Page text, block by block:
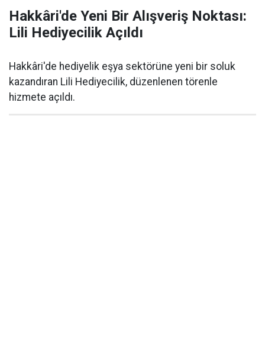
Hakkâri'de Yeni Bir Alışveriş Noktası:
Lili Hediyecilik Açıldı
Hakkâri'de hediyelik eşya sektörüne yeni bir soluk
kazandıran Lili Hediyecilik, düzenlenen törenle
hizmete açıldı.